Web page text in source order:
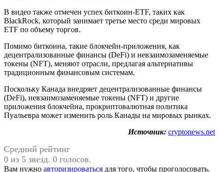
В видео также отмечен успех биткоин-ETF, таких как
BlackRock, который занимает третье место среди мировых
ETF по объему торгов.
Помимо биткоина, такие блокчейн-приложения, как
децентрализованные финансы (DeFi) и невзаимозаменяемые
токены (NFT), меняют отрасли, предлагая альтернативы
традиционным финансовым системам.
Поскольку Канада внедряет децентрализованные финансы
(DeFi), невзаимозаменяемые токены (NFT) и другие
приложения блокчейна, прокриптовалютная политика
Пуальевра может изменить роль Канады на мировых рынках.
Источник: cryptonews.net
Средний рейтинг
0 из 5 звезд. 0 голосов.
Вам нужно авторизироваться для того, чтобы проголосовать.